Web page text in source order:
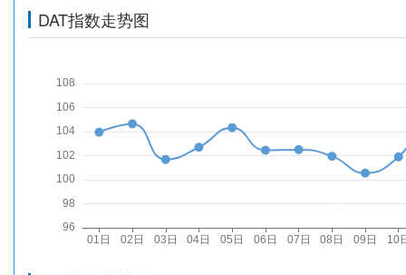
DAT指数走势图